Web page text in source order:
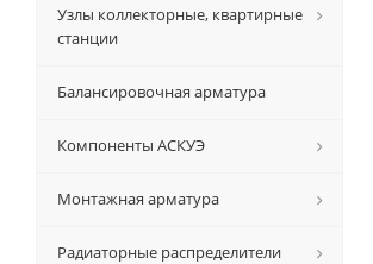
Узлы коллекторные, квартирные
станции
Балансировочная арматура
Компоненты АСКУЭ
Монтажная арматура
Радиаторные распределители